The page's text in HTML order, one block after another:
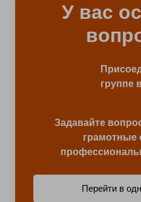
У вас
группе
Задавайте
грамотные
Перейти в